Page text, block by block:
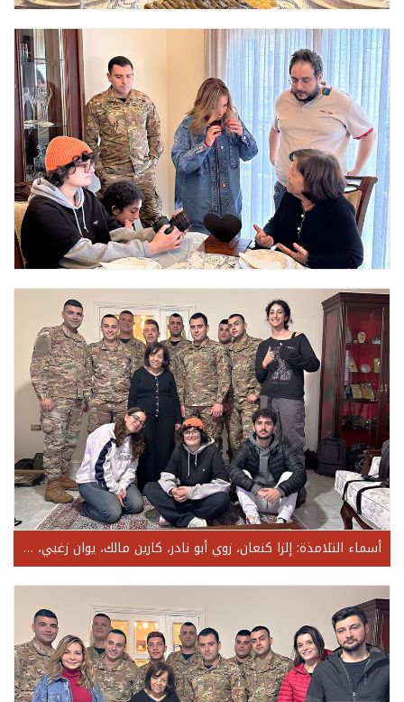
أسماء التلامذة: إلزا كنعان، زوي أبو نادر، كارين مالك، يوان زغبي، رامي سرحال، رودي يزبك